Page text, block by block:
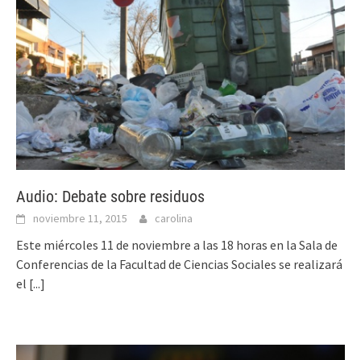
Audio: Debate sobre residuos
noviembre 11, 2015 carolina
Este miércoles 11 de noviembre a las 18 horas en la Sala de
Conferencias de la Facultad de Ciencias Sociales se realizará
el [...]